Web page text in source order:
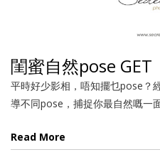
閨蜜自然pose GET
平時好少影相，唔知擺乜pose？
導不同pose，捕捉你最自然嘅一面
Read More